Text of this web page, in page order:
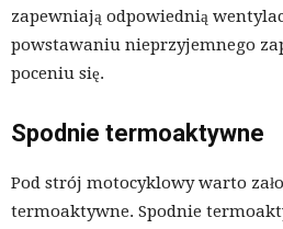
zapewniają odpowiednią
powstawaniu nieprzyjemnego
poceniu się.
Spodnie termoaktywne
Pod strój motocyklowy warto
termoaktywne. Spodnie